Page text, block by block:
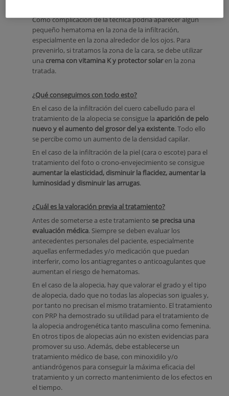
Como complicación de la técnica podría aparecer algún
pequeño hematoma en la zona de la infiltración,
especialmente en la zona alrededor de los ojos. Para
prevenirlo, si tratamos la zona de la cara, se debe utilizar
una crema con vitamina K y protector solaren la zona
tratada.
¿Qué conseguimos con todo esto?
En el caso de la infiltración del cuero cabelludo para el
tratamiento de la alopecia se consigue la aparición de pelo
nuevo y el aumento del grosor del ya existente. Todo ello
se percibe como un aumento de la densidad capilar.
En el caso de la infiltración de la piel (cara o escote) para el
tratamiento del foto o crono-envejecimiento se consigue
aumentar la elasticidad, disminuir la flacidez, aumentar la
luminosidad y disminuir las arrugas.
¿Cuál es la valoración previa al tratamiento?
Antes de someterse a este tratamiento se precisa una
evaluación médica. Siempre se deben evaluar los
antecedentes personales del paciente, especialmente
aquellas enfermedades y/o medicación que puedan
interferir, como los antiagregantes o anticoagulantes que
aumentan el riesgo de hematomas.
En el caso de la alopecia, hay que valorar el grado y el tipo
de alopecia, dado que no todas las alopecias son iguales y,
por tanto no precisan el mismo tratamiento. El tratamiento
con PRP ha demostrado su utilidad para el tratamiento de
la alopecia androgenética tanto masculina como femenina.
En otros tipos de alopecias aún no existen evidencias para
promover su uso. Además, debe establecerse un
tratamiento médico de base, con minoxidilo y/o
antiandrógenos para conseguir la máxima eficacia del
tratamiento y un correcto mantenimiento de los efectos en
el tiempo.